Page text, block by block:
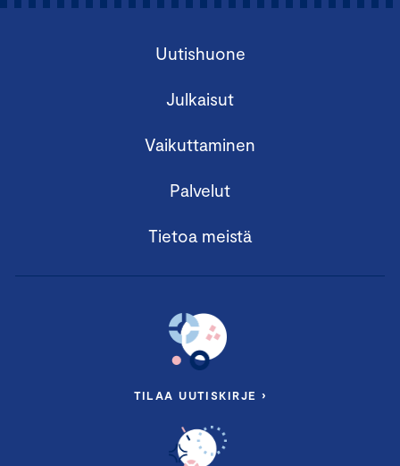
Uutishuone
Julkaisut
Vaikuttaminen
Palvelut
Tietoa meistä
TILAA UUTISKIRJE ›